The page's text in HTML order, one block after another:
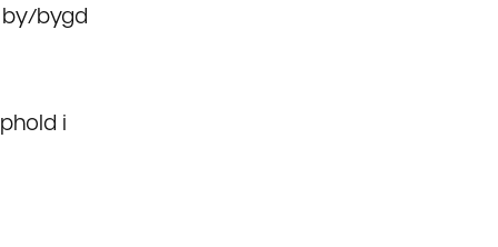
by/bygd
i